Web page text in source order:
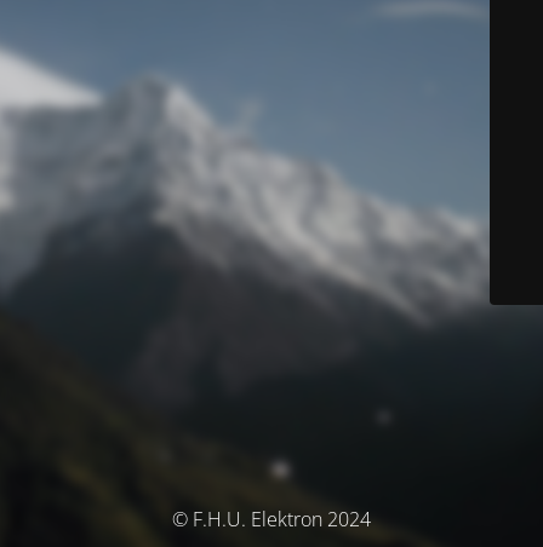
© F.H.U. Elektron 2024